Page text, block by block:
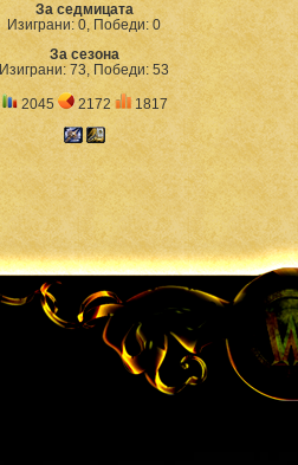
За седмицата
Изиграни: 0, Победи: 0
За сезона
Изиграни: 73, Победи: 53
2045 2172 1817